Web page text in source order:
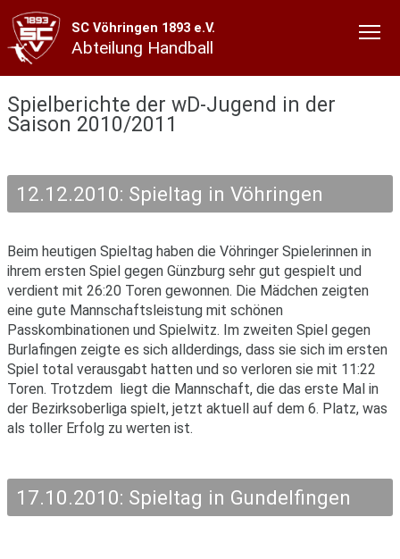
SC Vöhringen 1893 e.V.
Abteilung Handball
Spielberichte der wD-Jugend in der
Saison 2010/2011
12.12.2010: Spieltag in Vöhringen
Beim heutigen Spieltag haben die Vöhringer Spielerinnen in
ihrem ersten Spiel gegen Günzburg sehr gut gespielt und
verdient mit 26:20 Toren gewonnen. Die Mädchen zeigten
eine gute Mannschaftsleistung mit schönen
Passkombinationen und Spielwitz. Im zweiten Spiel gegen
Burlafingen zeigte es sich allderdings, dass sie sich im ersten
Spiel total verausgabt hatten und so verloren sie mit 11:22
Toren. Trotzdem liegt die Mannschaft, die das erste Mal in
der Bezirksoberliga spielt, jetzt aktuell auf dem 6. Platz, was
als toller Erfolg zu werten ist.
17.10.2010: Spieltag in Gundelfingen